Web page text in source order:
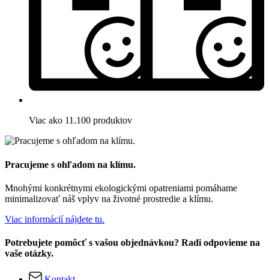
Viac ako 11.100 produktov
Pracujeme s ohľadom na klímu.
Mnohými konkrétnymi ekologickými opatreniami pomáhame
minimalizovať náš vplyv na životné prostredie a klímu.
Viac informácií nájdete tu.
Potrebujete pomôcť s vašou objednávkou? Radi odpovieme na
vaše otázky.